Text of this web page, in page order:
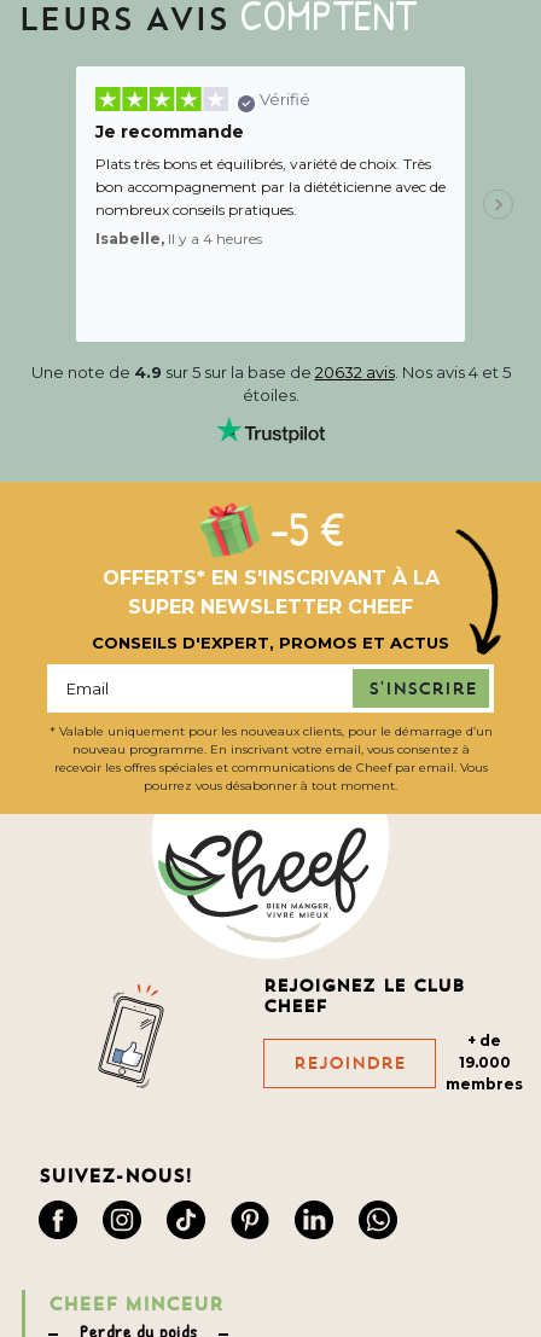
LEURS AVIS COMPTENT
Vérifié
Je recommande
Plats très bons et équilibrés, variété de choix. Très
bon accompagnement par la diététicienne avec de
nombreux conseils pratiques.
Isabelle, Il y a 4 heures
de l
aidé
Une note de 4.9 sur 5 sur la base de 20632 avis. Nos avis 4 et 5
étoiles.
-5 €
OFFERTS* EN S'INSCRIVANT À LA
SUPER NEWSLETTER CHEEF
CONSEILS D'EXPERT, PROMOS ET ACTUS
S'inscrire
* Valable uniquement pour les nouveaux clients, pour le démarrage d’un
nouveau programme. En inscrivant votre email, vous consentez à
recevoir les offres spéciales et communications de Cheef par email. Vous
pourrez vous désabonner à tout moment.
Rejoignez le club
cheef
Rejoindre
+ de
19.000
membres
Suivez-nous!
CHEEF MINCEUR
Perdre du poids